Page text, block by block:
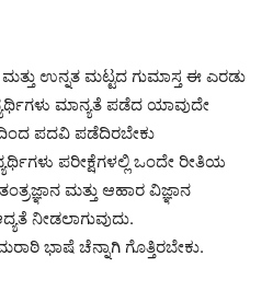
ಉನ್ನತ ಮಟ್ಟದ ಗುಮಾಸ್ತ ಈ ಎರಡು
ಮಾನ್ಯತೆ ಪಡೆದ ಯಾವುದೇ
ಪದವಿ ಪಡೆದಿರಬೇಕು
ಪರೀಕ್ಷೆಗಳಲ್ಲಿ ಒಂದೇ ರೀತಿಯ
ಮತ್ತು ಆಹಾರ ವಿಜ್ಞಾನ
ನೀಡಲಾಗುವುದು.
ಭಾಷೆ ಚೆನ್ನಾಗಿ ಗೊತ್ತಿರಬೇಕು.